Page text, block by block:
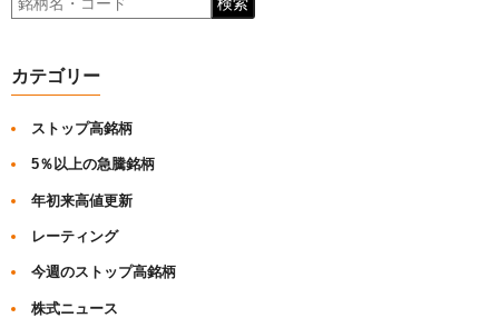
検索
カテゴリー
ストップ高銘柄
5％以上の急騰銘柄
年初来高値更新
レーティング
今週のストップ高銘柄
株式ニュース